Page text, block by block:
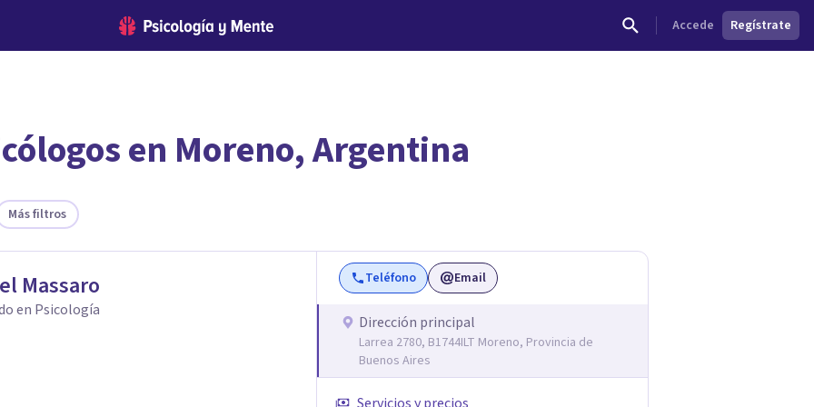
Accede Regístrate
el psicólogo adecuado?
en Moreno, Argentina
Más filtros
Massaro
en Psicología
Teléfono Email
Dirección principal
Larrea 2780, B1744ILT Moreno, Provincia de
Buenos Aires